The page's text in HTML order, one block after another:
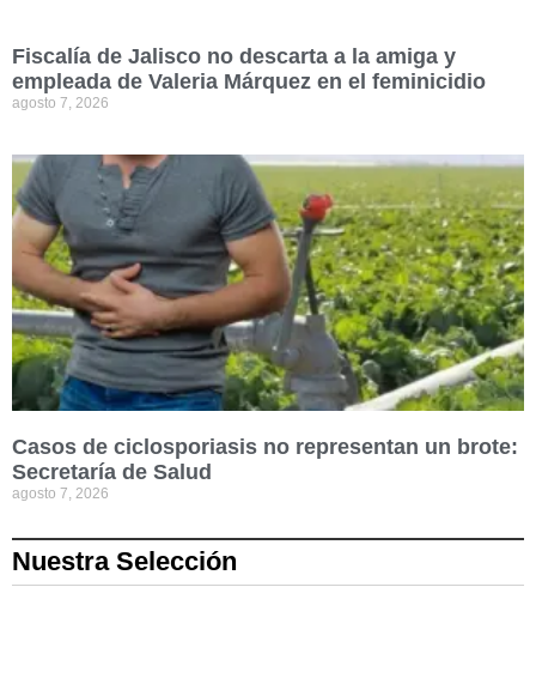
empleada de Valeria Márquez en el feminicidio
agosto 7, 2026
Casos de ciclosporiasis no representan un brote:
Secretaría de Salud
agosto 7, 2026